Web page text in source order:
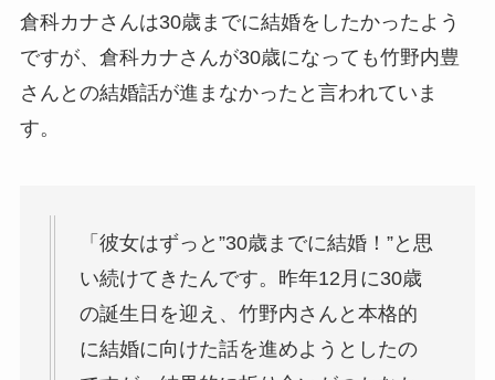
倉科カナさんは30歳までに結婚をしたかったよう
ですが、倉科カナさんが30歳になっても竹野内豊
さんとの結婚話が進まなかったと言われていま
す。
「彼女はずっと”30歳までに結婚！”と思
い続けてきたんです。昨年12月に30歳
の誕生日を迎え、竹野内さんと本格的
に結婚に向けた話を進めようとしたの